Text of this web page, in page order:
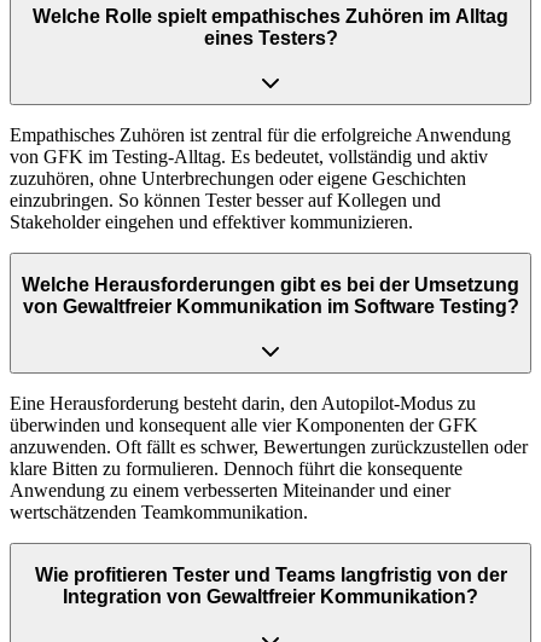
Welche Rolle spielt empathisches Zuhören im Alltag
eines Testers?
Empathisches Zuhören ist zentral für die erfolgreiche Anwendung
von GFK im Testing-Alltag. Es bedeutet, vollständig und aktiv
zuzuhören, ohne Unterbrechungen oder eigene Geschichten
einzubringen. So können Tester besser auf Kollegen und
Stakeholder eingehen und effektiver kommunizieren.
Welche Herausforderungen gibt es bei der Umsetzung
von Gewaltfreier Kommunikation im Software Testing?
Eine Herausforderung besteht darin, den Autopilot-Modus zu
überwinden und konsequent alle vier Komponenten der GFK
anzuwenden. Oft fällt es schwer, Bewertungen zurückzustellen oder
klare Bitten zu formulieren. Dennoch führt die konsequente
Anwendung zu einem verbesserten Miteinander und einer
wertschätzenden Teamkommunikation.
Wie profitieren Tester und Teams langfristig von der
Integration von Gewaltfreier Kommunikation?